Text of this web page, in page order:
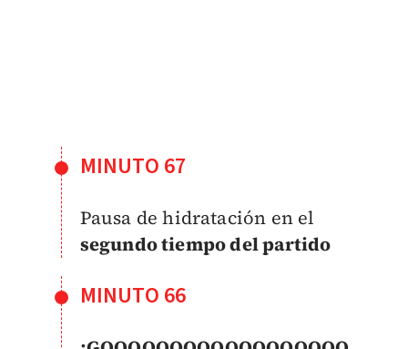
MINUTO 67
Pausa de hidratación en el
segundo tiempo del partido
MINUTO 66